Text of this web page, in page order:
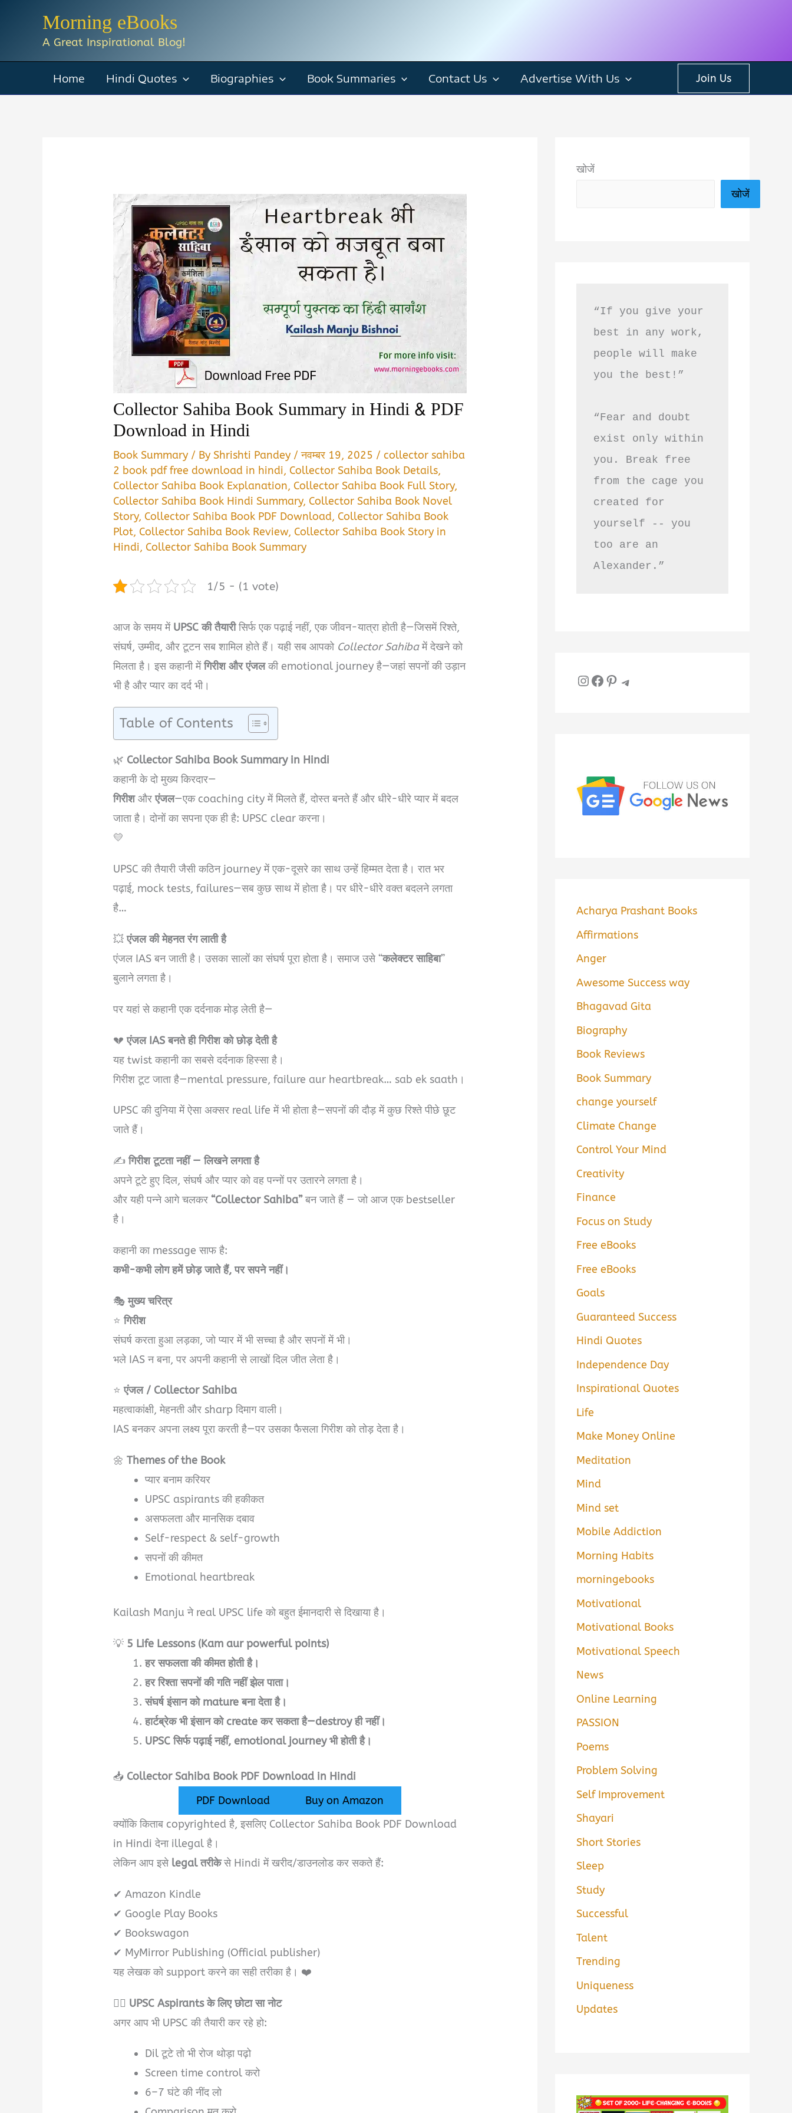
Morning eBooks
A Great Inspirational Blog!
Home Hindi Quotes Biographies Book Summaries Contact Us Advertise With Us Join Us
Collector Sahiba Book Summary in Hindi & PDF
Download in Hindi
Book Summary / ByShrishti Pandey /नवम्बर 19, 2025 /collector sahiba
2 book pdf free download in hindi, Collector Sahiba Book Details,
Collector Sahiba Book Explanation, Collector Sahiba Book Full Story,
Collector Sahiba Book Hindi Summary, Collector Sahiba Book Novel
Story, Collector Sahiba Book PDF Download, Collector Sahiba Book
Plot, Collector Sahiba Book Review, Collector Sahiba Book Story in
Hindi, Collector Sahiba Book Summary
1/5 - (1 vote)
आज के समय में UPSC की तैयारीसिर्फ एक पढ़ाई नहीं, एक जीवन-यात्रा होती है—जिसमें रिश्ते,
संघर्ष, उम्मीद, और टूटन सब शामिल होते हैं। यही सब आपको Collector Sahibaमें देखने को
मिलता है। इस कहानी मेंगिरीश और एंजलकी emotional journey है—जहां सपनों की उड़ान
भी है और प्यार का दर्द भी।
Table of Contents
🌿 Collector Sahiba Book Summary in Hindi
कहानी के दो मुख्य किरदार—
गिरीशऔरएंजल—एक coaching city में मिलते हैं, दोस्त बनते हैं और धीरे-धीरे प्यार में बदल
जाता है। दोनों का सपना एक ही है: UPSC clear करना।
💛
UPSC की तैयारी जैसी कठिन journey में एक-दूसरे का साथ उन्हें हिम्मत देता है। रात भर
पढ़ाई, mock tests, failures—सब कुछ साथ में होता है। पर धीरे-धीरे वक्त बदलने लगता
है…
💥एंजल की मेहनत रंग लाती है
एंजल IAS बन जाती है। उसका सालों का संघर्ष पूरा होता है। समाज उसे “कलेक्टर साहिबा”
बुलाने लगता है।
पर यहां से कहानी एक दर्दनाक मोड़ लेती है—
💔एंजल IAS बनते ही गिरीश को छोड़ देती है
यह twist कहानी का सबसे दर्दनाक हिस्सा है।
गिरीश टूट जाता है—mental pressure, failure aur heartbreak… sab ek saath।
UPSC की दुनिया में ऐसा अक्सर real life में भी होता है—सपनों की दौड़ में कुछ रिश्ते पीछे छूट
जाते हैं।
✍️गिरीश टूटता नहीं — लिखने लगता है
अपने टूटे हुए दिल, संघर्ष और प्यार को वह पन्नों पर उतारने लगता है।
और यही पन्ने आगे चलकर“Collector Sahiba”बन जाते हैं — जो आज एक bestseller
है।
कहानी का message साफ है:
कभी-कभी लोग हमें छोड़ जाते हैं, पर सपने नहीं।
🎭मुख्य चरित्र
⭐गिरीश
संघर्ष करता हुआ लड़का, जो प्यार में भी सच्चा है और सपनों में भी।
भले IAS न बना, पर अपनी कहानी से लाखों दिल जीत लेता है।
⭐एंजल / Collector Sahiba
महत्वाकांक्षी, मेहनती और sharp दिमाग वाली।
IAS बनकर अपना लक्ष्य पूरा करती है—पर उसका फैसला गिरीश को तोड़ देता है।
🌼Themes of the Book
प्यार बनाम करियर
UPSC aspirants की हकीकत
असफलता और मानसिक दबाव
Self-respect & self-growth
सपनों की कीमत
Emotional heartbreak
Kailash Manju ने real UPSC life को बहुत ईमानदारी से दिखाया है।
💡 5 Life Lessons (Kam aur powerful points)
हर सफलता की कीमत होती है।
हर रिश्ता सपनों की गति नहीं झेल पाता।
संघर्ष इंसान को mature बना देता है।
हार्टब्रेक भी इंसान को create कर सकता है—destroy ही नहीं।
UPSC सिर्फ पढ़ाई नहीं, emotional journey भी होती है।
📥 Collector Sahiba Book PDF Download in Hindi
PDF Download
Buy on Amazon
क्योंकि किताब copyrighted है, इसलिए Collector Sahiba Book PDF Download
in Hindi देना illegal है।
लेकिन आप इसे legal तरीकेसे Hindi में खरीद/डाउनलोड कर सकते हैं:
✔ Amazon Kindle
✔ Google Play Books
✔ Bookswagon
✔ MyMirror Publishing (Official publisher)
यह लेखक को support करने का सही तरीका है। ❤️
🧘‍♂️ UPSC Aspirants के लिए छोटा सा नोट
अगर आप भी UPSC की तैयारी कर रहे हो:
Dil टूटे तो भी रोज थोड़ा पढ़ो
Screen time control करो
6–7 घंटे की नींद लो
खोजें
खोजें
“If you give your
best in any work,
people will make
you the best!”
“Fear and doubt
exist only within
you. Break free
from the cage you
created for
yourself -- you
too are an
Alexander.”
InstagramFacebook Pinterest Telegram
Acharya Prashant Books
Affirmations
Anger
Awesome Success way
Bhagavad Gita
Biography
Book Reviews
Book Summary
change yourself
Climate Change
Control Your Mind
Creativity
Finance
Focus on Study
Free eBooks
Free eBooks
Goals
Guaranteed Success
Hindi Quotes
Independence Day
Inspirational Quotes
Life
Make Money Online
Meditation
Mind
Mind set
Mobile Addiction
Morning Habits
morningebooks
Motivational
Motivational Books
Motivational Speech
News
Online Learning
PASSION
Poems
Problem Solving
Self Improvement
Shayari
Short Stories
Sleep
Study
Successful
Talent
Trending
Uniqueness
Updates